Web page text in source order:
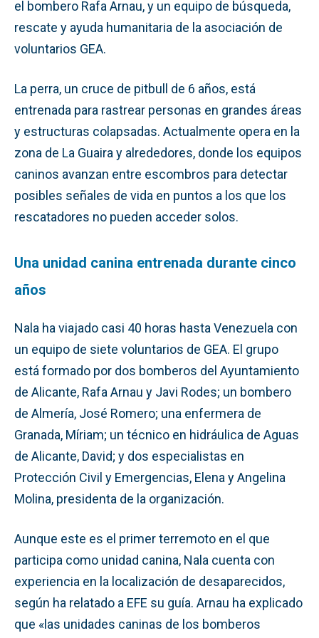
el bombero Rafa Arnau, y un equipo de búsqueda,
rescate y ayuda humanitaria de la asociación de
voluntarios GEA.
La perra, un cruce de pitbull de 6 años, está
entrenada para rastrear personas en grandes áreas
y estructuras colapsadas. Actualmente opera en la
zona de La Guaira y alrededores, donde los equipos
caninos avanzan entre escombros para detectar
posibles señales de vida en puntos a los que los
rescatadores no pueden acceder solos.
Una unidad canina entrenada durante cinco
años
Nala ha viajado casi 40 horas hasta Venezuela con
un equipo de siete voluntarios de GEA. El grupo
está formado por dos bomberos del Ayuntamiento
de Alicante, Rafa Arnau y Javi Rodes; un bombero
de Almería, José Romero; una enfermera de
Granada, Míriam; un técnico en hidráulica de Aguas
de Alicante, David; y dos especialistas en
Protección Civil y Emergencias, Elena y Angelina
Molina, presidenta de la organización.
Aunque este es el primer terremoto en el que
participa como unidad canina, Nala cuenta con
experiencia en la localización de desaparecidos,
según ha relatado a EFE su guía. Arnau ha explicado
que «las unidades caninas de los bomberos